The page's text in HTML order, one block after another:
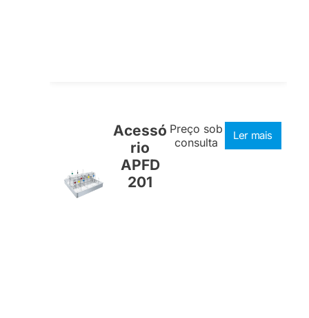
Acessó
rio
APFD
201
Preço sob
consulta
Ler mais